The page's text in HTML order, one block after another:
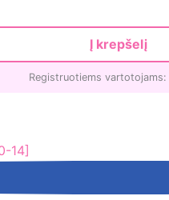
Į krepšelį
Registruotiems vartotojams: